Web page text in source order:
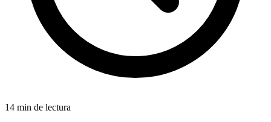
14 min de lectura